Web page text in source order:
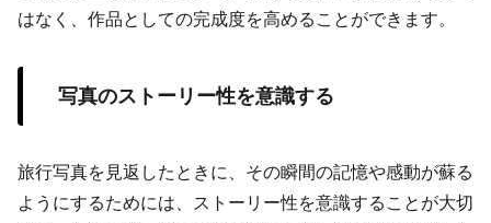
はなく、作品としての完成度を高めることができます。
写真のストーリー性を意識する
旅行写真を見返したときに、その瞬間の記憶や感動が蘇る
ようにするためには、ストーリー性を意識することが大切